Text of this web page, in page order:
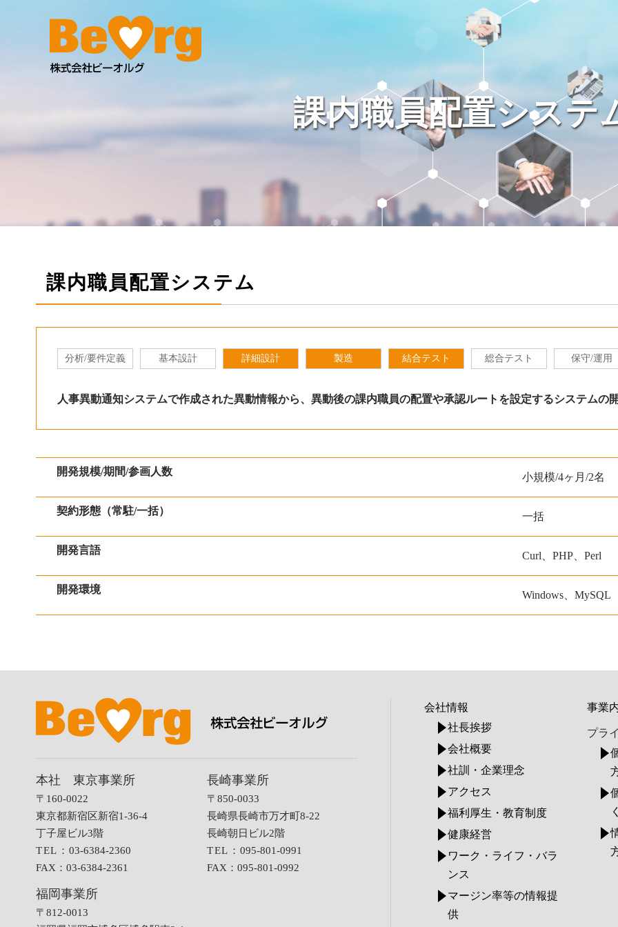
課内職員配置システ
課内職員配置システム
分析/要件定義 基本設計 詳細設計 製造 結合テスト 総合テスト 保守/運用
人事異動通知システムで作成された異動情報から、異動後の課内職員の配置や承認ルートを設定するシステムの
開発規模/期間/参画人数 小規模/4ヶ月/2名
契約形態（常駐/一括） 一括
開発言語 Curl、PHP、Perl
開発環境 Windows、MySQL
本社 東京事業所
〒160-0022
東京都新宿区新宿1-36-4
丁子屋ビル3階
TEL： 03-6384-2360
FAX： 03-6384-2361
長崎事業所
〒850-0033
長崎県長崎市万才町8-22
長崎朝日ビル2階
TEL：095-801-0991
FAX：095-801-0992
福岡事業所
〒812-0013
会社情報
社長挨拶
会社概要
社訓・企業理念
アクセス
福利厚生・教育制度
健康経営
ワーク・ライフ・バラ
ンス
マージン率等の情報提
供
事業
プラ